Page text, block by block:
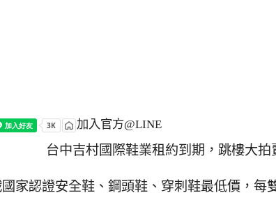
加入官方@LINE
台中吉村國際鞋業租約到期，跳樓大拍
家認證安全鞋、鋼頭鞋、穿刺鞋最低價，每